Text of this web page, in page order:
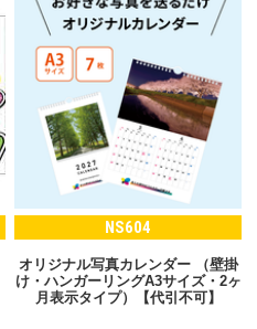
NS604
オリジナル写真カレンダー （壁掛
け・ハンガーリングA3サイズ・2ヶ
月表示タイプ）【代引不可】